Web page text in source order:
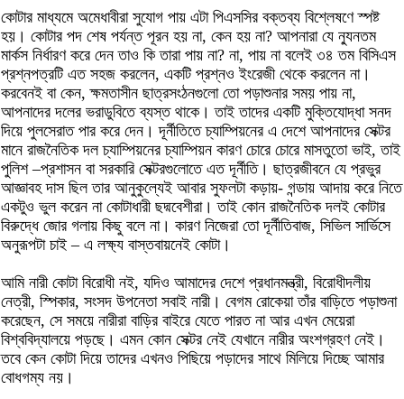
কোটার মাধ্যমে অমেধাবীরা সুযোগ পায় এটা পিএসসির বক্তব্য বিশ্লেষণে স্পষ্ট
হয়। কোটার পদ শেষ পর্যন্ত পূরন হয় না, কেন হয় না? আপনারা যে ন্যুনতম
মার্কস নির্ধারণ করে দেন তাও কি তারা পায় না? না, পায় না বলেই ৩৪ তম বিসিএস
প্রশ্নপত্রটি এত সহজ করলেন, একটি প্রশ্নও ইংরেজী থেকে করলেন না।
করবেনই বা কেন, ক্ষমতাসীন ছাত্রসংঠনগুলো তো পড়াশুনার সময় পায় না,
আপনাদের দলের ভরাডুবিতে ব্যস্ত থাকে। তাই তাদের একটি মুক্তিযোদ্ধা সনদ
দিয়ে পুলসেরাত পার করে দেন। দূর্নীতিতে চ্যাম্পিয়নের এ দেশে আপনাদের সেক্টর
মানে রাজনৈতিক দল চ্যাম্পিয়নের চ্যাম্পিয়ন কারণ চোরে চোরে মাসতুতো ভাই, তাই
পুলিশ –প্রশাসন বা সরকারি সেক্টরগুলোতে এত দূর্নীতি। ছাত্রজীবনে যে প্রভুর
আজ্ঞাবহ দাস ছিল তার আনুকুল্যেই আবার সুফলটা কড়ায়- গন্ডায় আদায় করে নিতে
একটুও ভুল করেন না কোটাধারী ছদ্মবেশীরা। তাই কোন রাজনৈতিক দলই কোটার
বিরুদ্ধে জোর গলায় কিছু বলে না। কারণ নিজেরা তো দূর্নীতিবাজ, সিভিল সার্ভিসে
অনুরূপটা চাই – এ লক্ষ্য বাস্তবায়নেই কোটা।
আমি নারী কোটা বিরোধী নই, যদিও আমাদের দেশে প্রধানমন্ত্রী, বিরোধীদলীয়
নেত্রী, স্পিকার, সংসদ উপনেতা সবাই নারী। বেগম রোকেয়া তাঁর বাড়িতে পড়াশুনা
করেছেন, সে সময়ে নারীরা বাড়ির বাইরে যেতে পারত না আর এখন মেয়েরা
বিশ্ববিদ্যালয়ে পড়ছে। এমন কোন সেক্টর নেই যেখানে নারীর অংশগ্রহণ নেই।
তবে কেন কোটা দিয়ে তাদের এখনও পিছিয়ে পড়াদের সাথে মিলিয়ে দিচ্ছে আমার
বোধগম্য নয়।